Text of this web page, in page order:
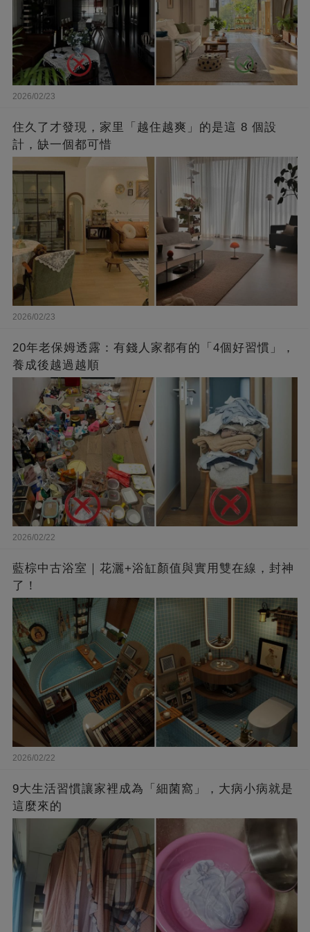
2026/02/23
住久了才發現，家里「越住越爽」的是這 8 個設
計，缺一個都可惜
2026/02/23
20年老保姆透露：有錢人家都有的「4個好習慣」，
養成後越過越順
2026/02/22
藍棕中古浴室｜花灑+浴缸顏值與實用雙在線，封神
了！
2026/02/22
9大生活習慣讓家裡成為「細菌窩」，大病小病就是
這麼來的